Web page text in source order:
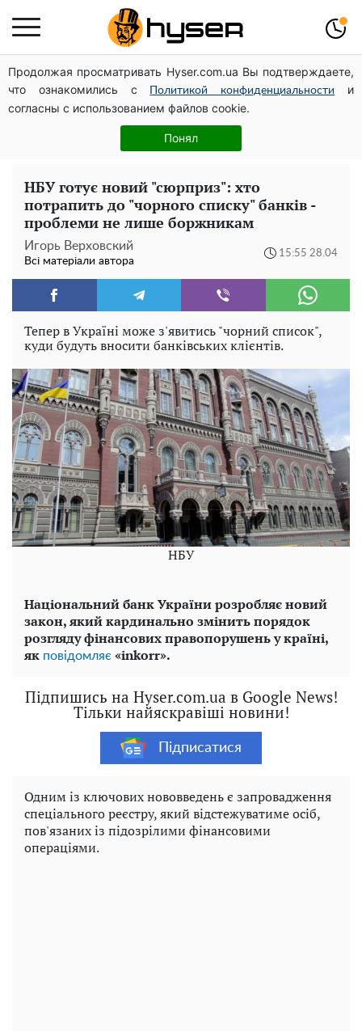
Продолжая просматривать Hyser.com.ua Вы подтверждаете,
что ознакомились с
Политикой конфиденциальности
и
согласны с использованием файлов cookie.
Понял
Дрони із націнкою: Олександр Конотопський вивів
мільйони оборонного бюджету через фіктивну фірму в
Естонії
Гола Олена Тополя у цікавих позах змусила відвисати
щелепи: злив відео – було лише початком
НБУ готує новий "сюрприз": хто
потрапить до "чорного списку" банків -
проблеми не лише боржникам
Игорь Верховский
Всі матеріали автора
15:55 28.04
Тепер в Україні може з'явитись "чорний список",
куди будуть вносити банківських клієнтів.
НБУ
Національний банк України розробляє новий
закон, який кардинально змінить порядок
розгляду фінансових правопорушень у країні,
як повідомляє «inkorr».
Підпишись на Hyser.com.ua в Google News!
Тільки найяскравіші новини!
Підписатися
Одним із ключових нововведень є запровадження
спеціального реєстру, який відстежуватиме осіб,
пов'язаних із підозрілими фінансовими
операціями.